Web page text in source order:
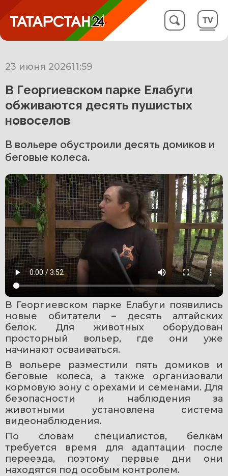
23 июня 202611:59
В Георгиевском парке Елабуги
обживаются десять пушистых
новоселов
В вольере обустроили десять домиков и
беговые колеса.
В Георгиевском парке Елабуги появились
новые обитатели – десять алтайских
белок. Для животных оборудован
просторный вольер, где они уже
начинают осваиваться.
В вольере разместили пять домиков и
беговые колеса, а также организовали
кормовую зону с орехами и семенами. Для
безопасности и наблюдения за
животными установлена система
видеонаблюдения.
По словам специалистов, белкам
требуется время для адаптации после
переезда, поэтому первые дни они
находятся под особым контролем.